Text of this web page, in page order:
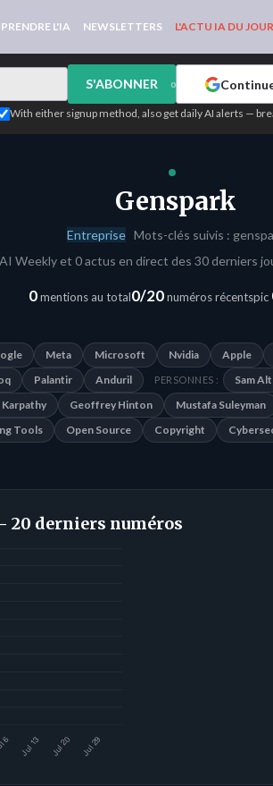
L'IA NEWSLETTERS L'ACTU IA DU JOUR
S'ABONNER or
With either signup method, also get daily AI alerts —
Genspark
Entreprise Mots-clés suivis :
Weekly et 0 actus en direct des 30 derniers
0mentions au total0/20numéros récentspic
Meta Microsoft Nvidia Apple
Palantir Anduril PERSONNES : Sam
Geoffrey Hinton Mustafa Suleyman
Tools Open Source Copyright
20 derniers numéros